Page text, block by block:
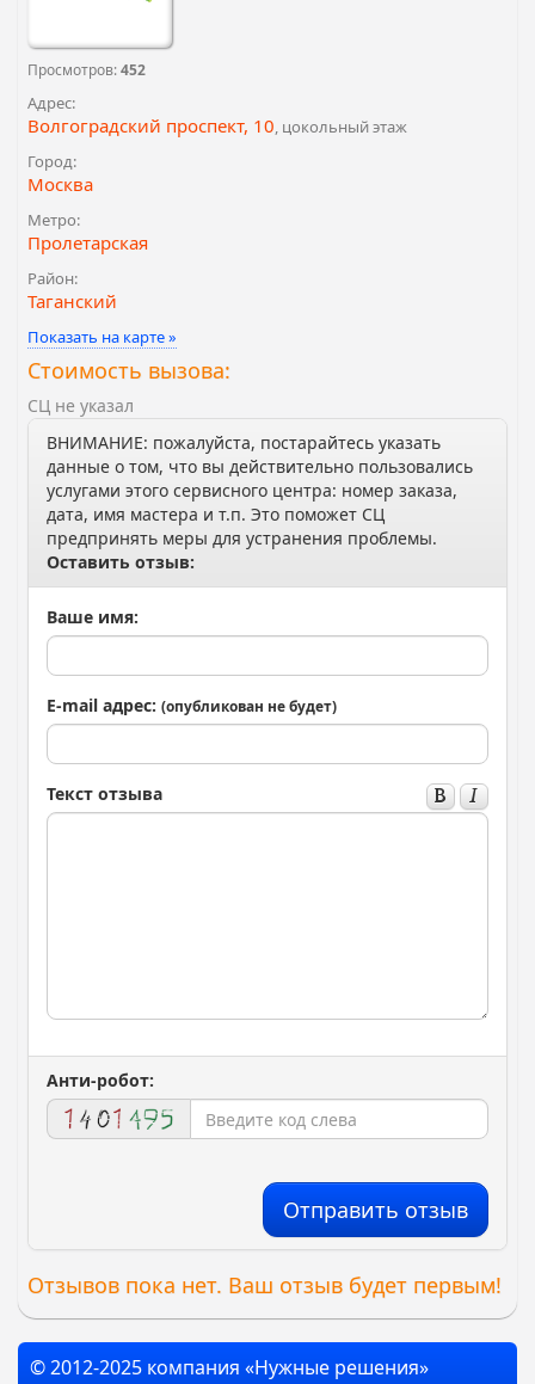
Просмотров:452
Адрес:
Волгоградский проспект, 10, цокольный этаж
Город:
Москва
Метро:
Пролетарская
Район:
Таганский
Показать на карте »
Стоимость вызова:
СЦ не указал
ВНИМАНИЕ: пожалуйста, постарайтесь указать
данные о том, что вы действительно пользовались
услугами этого сервисного центра: номер заказа,
дата, имя мастера и т.п. Это поможет СЦ
предпринять меры для устранения проблемы.
Оставить отзыв:
Ваше имя:
E-mail адрес: (опубликован не будет)
Текст отзыва
Анти-робот:
Отправить отзыв
Отзывов пока нет. Ваш отзыв будет первым!
© 2012-2025 компания «Нужные решения»